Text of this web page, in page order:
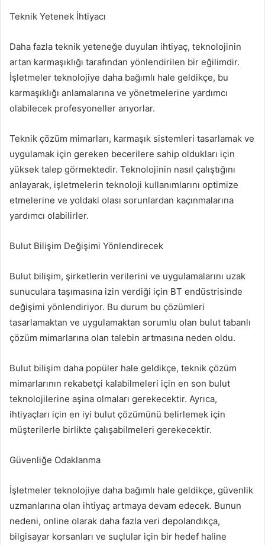
Teknik Yetenek İhtiyacı
Daha fazla teknik yeteneğe duyulan ihtiyaç, teknolojinin
artan karmaşıklığı tarafından yönlendirilen bir eğilimdir.
İşletmeler teknolojiye daha bağımlı hale geldikçe, bu
karmaşıklığı anlamalarına ve yönetmelerine yardımcı
olabilecek profesyoneller arıyorlar.
Teknik çözüm mimarları, karmaşık sistemleri tasarlamak ve
uygulamak için gereken becerilere sahip oldukları için
yüksek talep görmektedir. Teknolojinin nasıl çalıştığını
anlayarak, işletmelerin teknoloji kullanımlarını optimize
etmelerine ve yoldaki olası sorunlardan kaçınmalarına
yardımcı olabilirler.
Bulut Bilişim Değişimi Yönlendirecek
Bulut bilişim, şirketlerin verilerini ve uygulamalarını uzak
sunuculara taşımasına izin verdiği için BT endüstrisinde
değişimi yönlendiriyor. Bu durum bu çözümleri
tasarlamaktan ve uygulamaktan sorumlu olan bulut tabanlı
çözüm mimarlarına olan talebin artmasına neden oldu.
Bulut bilişim daha popüler hale geldikçe, teknik çözüm
mimarlarının rekabetçi kalabilmeleri için en son bulut
teknolojilerine aşina olmaları gerekecektir. Ayrıca,
ihtiyaçları için en iyi bulut çözümünü belirlemek için
müşterilerle birlikte çalışabilmeleri gerekecektir.
Güvenliğe Odaklanma
İşletmeler teknolojiye daha bağımlı hale geldikçe, güvenlik
uzmanlarına olan ihtiyaç artmaya devam edecek. Bunun
nedeni, online olarak daha fazla veri depolandıkça,
bilgisayar korsanları ve suçlular için bir hedef haline